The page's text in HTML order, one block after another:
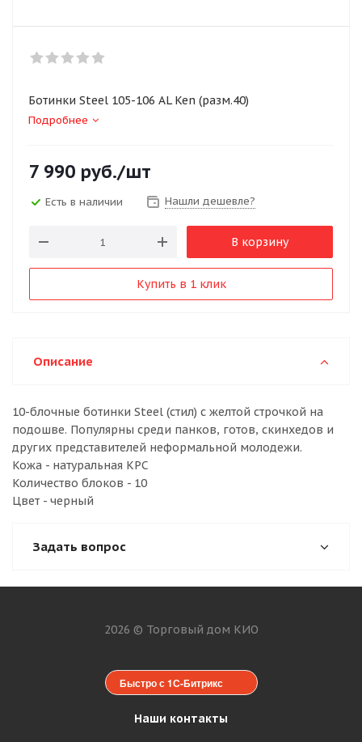
Ботинки Steel 105-106 AL Ken (разм.40)
Подробнее
7 990 руб./шт
Есть в наличии Нашли дешевле?
В корзину
Купить в 1 клик
Описание
10-блочные ботинки Steel (стил) с желтой строчкой на
подошве. Популярны среди панков, готов, скинхедов и
других представителей неформальной молодежи.
Кожа - натуральная КРС
Количество блоков - 10
Цвет - черный
Задать вопрос
2026 © Торговый дом КИО
Быстро с 1С-Битрикс
Наши контакты